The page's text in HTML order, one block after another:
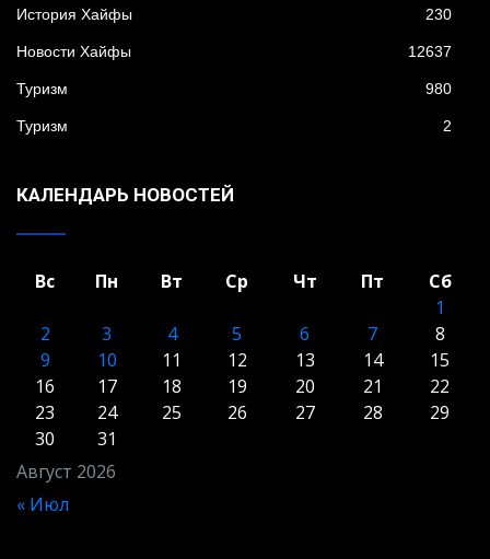
История Хайфы 230
Новости Хайфы 12637
Туризм 980
Туризм 2
КАЛЕНДАРЬ НОВОСТЕЙ
Август 2026
Вс Пн Вт Ср Чт Пт
Сб
1
2
3 4 5 6 7
8
9
10 11 12 13 14
15
16
17 18 19 20 21
22
23
24 25 26 27 28
29
30
31
« Июл